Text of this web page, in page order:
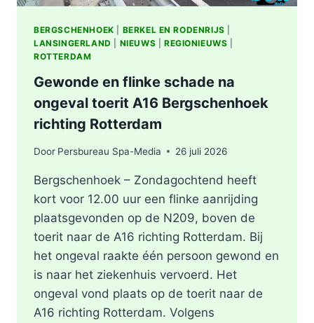
BERGSCHENHOEK BERKEL EN RODENRIJS
LANSINGERLAND
NIEUWS REGIONIEUWS
ROTTERDAM
Gewonde en flinke schade na
ongeval toerit A16 Bergschenhoek
richting Rotterdam
Door Persbureau Spa-Media 26 juli 2026
Bergschenhoek – Zondagochtend heeft
kort voor 12.00 uur een flinke aanrijding
plaatsgevonden op de N209, boven de
toerit naar de A16 richting Rotterdam. Bij
het ongeval raakte één persoon gewond en
is naar het ziekenhuis vervoerd. Het
ongeval vond plaats op de toerit naar de
A16 richting Rotterdam. Volgens